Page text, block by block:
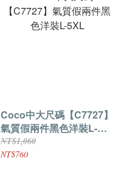
Coco中大尺碼【C7727】
氣質假兩件黑色洋裝L-
5XL
NT$1,060
NT$760